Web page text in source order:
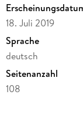
18. Juli 2019
Sprache
deutsch
Seitenanzahl
108